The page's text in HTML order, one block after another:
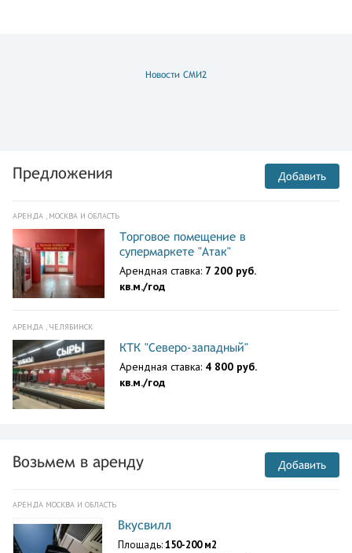
Новости СМИ2
Предложения Добавить
АРЕНДА , МОСКВА И ОБЛАСТЬ
Торговое помещение в
супермаркете "Атак"
Арендная ставка: 7 200 руб.
кв.м./год
АРЕНДА , ЧЕЛЯБИНСК
КТК "Северо-западный"
Арендная ставка: 4 800 руб.
кв.м./год
Возьмем в аренду Добавить
АРЕНДА МОСКВА И ОБЛАСТЬ
Вкусвилл
Площадь:150-200 м2